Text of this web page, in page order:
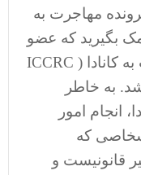
مهاجرت به
بگیرید که عضو
رسمی کانون مشاوران مهاجرت به کانادا ( ICCRC
به خاطر
انجام امور
که
قانونیست و